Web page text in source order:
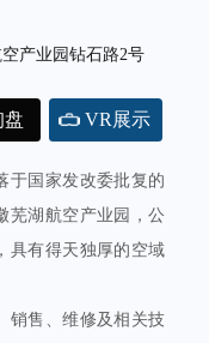
产业园钻石路2号
盘 VR展示
国家发改委批复的
湖航空产业园，公
具有得天独厚的空域
售、维修及相关技